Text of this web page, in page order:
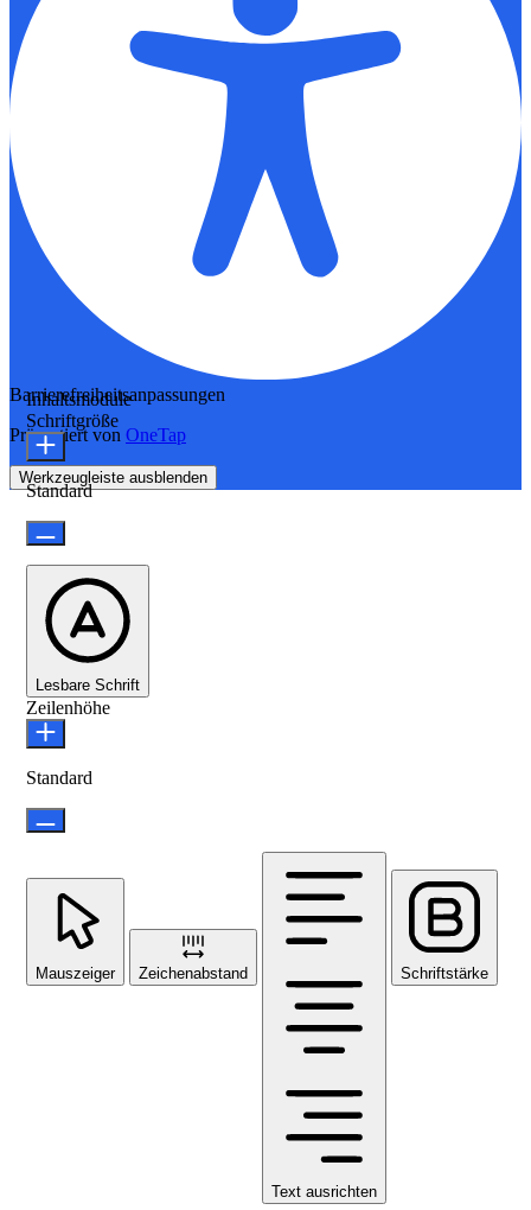
Barrierefreiheitsanpassungen
Präsentiert von OneTap
Werkzeugleiste ausblenden
Inhaltsmodule
Schriftgröße
Standard
Lesbare Schrift
Zeilenhöhe
Standard
Mauszeiger Zeichenabstand
Text ausrichten
Schriftstärke